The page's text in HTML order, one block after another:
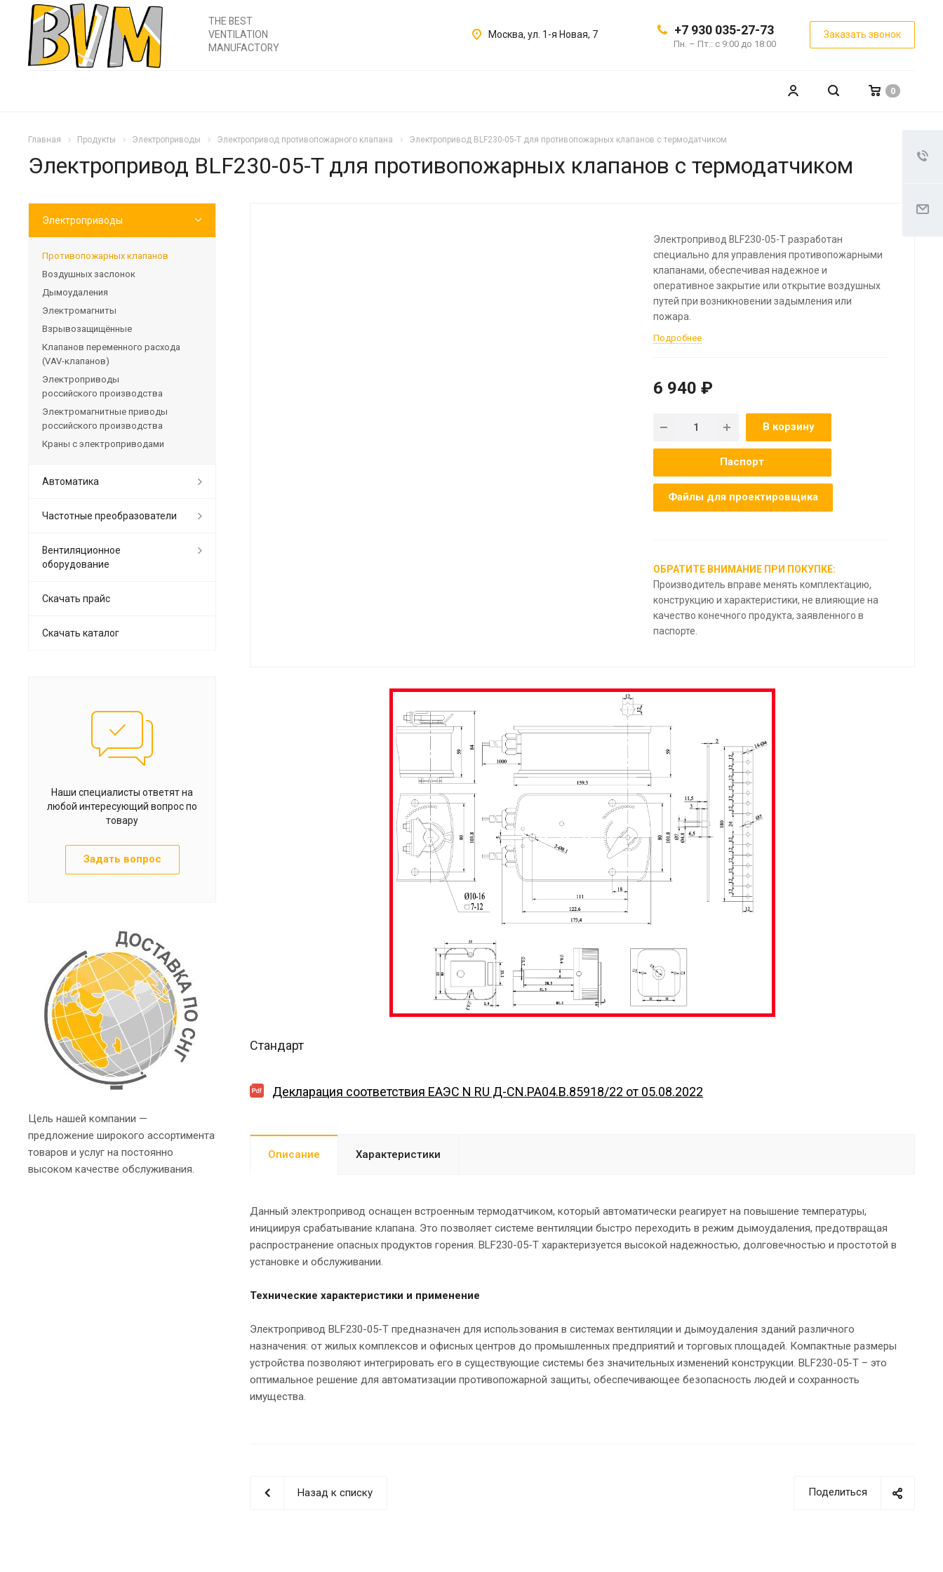
THE BEST
VENTILATION
MANUFACTORY
+7 930 035-27-73
Пн. – Пт.: с 9:00 до 18:00
Заказать звонок
Москва, ул. 1-я Новая, 7
0
Главная Продукты Электроприводы Электропривод противопожарного клапана Электропривод BLF230-05-T для противопожарных клапанов с термодатчиком
Электропривод BLF230-05-T для противопожарных клапанов с термодатчиком
Электропривод BLF230-05-T разработан
специально для управления противопожарными
клапанами, обеспечивая надежное и
оперативное закрытие или открытие воздушных
путей при возникновении задымления или
пожара.
Подробнее
6 940 ₽
В корзину
Паспорт
Файлы для проектировщика
ОБРАТИТЕ ВНИМАНИЕ ПРИ ПОКУПКЕ:
Производитель вправе менять комплектацию,
конструкцию и характеристики, не влияющие на
качество конечного продукта, заявленного в
паспорте.
Стандарт
Декларация соответствия EAЭС N RU Д-CN.PA04.B.85918/22 от 05.08.2022
Описание Характеристики
Данный электропривод оснащен встроенным термодатчиком, который автоматически реагирует на повышение температуры,
инициируя срабатывание клапана. Это позволяет системе вентиляции быстро переходить в режим дымоудаления, предотвращая
распространение опасных продуктов горения. BLF230-05-T характеризуется высокой надежностью, долговечностью и простотой в
установке и обслуживании.
Технические характеристики и применение
Электропривод BLF230-05-T предназначен для использования в системах вентиляции и дымоудаления зданий различного
назначения: от жилых комплексов и офисных центров до промышленных предприятий и торговых площадей. Компактные размеры
устройства позволяют интегрировать его в существующие системы без значительных изменений конструкции. BLF230-05-T – это
оптимальное решение для автоматизации противопожарной защиты, обеспечивающее безопасность людей и сохранность
имущества.
Поделиться
Назад к списку
Электроприводы
Противопожарных клапанов
Воздушных заслонок
Дымоудаления
Электромагниты
Взрывозащищённые
Клапанов переменного расхода
(VAV-клапанов)
Электроприводы
российского производства
Электромагнитные приводы
российского производства
Краны с электроприводами
Автоматика
Частотные преобразователи
Вентиляционное
оборудование
Скачать прайс
Скачать каталог
Наши специалисты ответят на
любой интересующий вопрос по
товару
Задать вопрос
Цель нашей компании —
предложение широкого ассортимента
товаров и услуг на постоянно
высоком качестве обслуживания.